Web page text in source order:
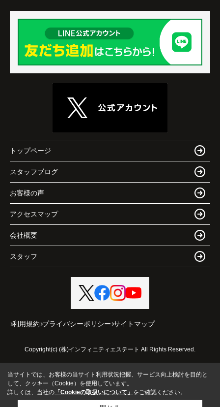
トップページ
スタッフブログ
お客様の声
アクセスマップ
会社概要
スタッフ
利用規約 プライバシーポリシー サイトマップ
Copyright(c) (株)インフィニティエステート All Rights Reserved.
当サイトでは、お客様の当サイト利用状況把握、サービス向上検討を目的と
して、クッキー（Cookie）を使用しています。
詳しくは、当社の 「Cookieの取扱いについて」 をご確認ください。